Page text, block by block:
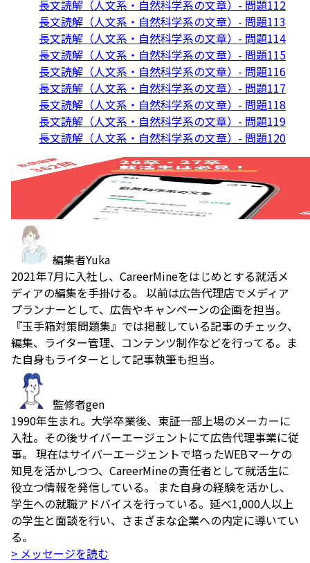
長文読解（人文系・自然科学系の文章）- 問題112
長文読解（人文系・自然科学系の文章）- 問題113
長文読解（人文系・自然科学系の文章）- 問題114
長文読解（人文系・自然科学系の文章）- 問題115
長文読解（人文系・自然科学系の文章）- 問題116
長文読解（人文系・自然科学系の文章）- 問題117
長文読解（人文系・自然科学系の文章）- 問題118
長文読解（人文系・自然科学系の文章）- 問題119
長文読解（人文系・自然科学系の文章）- 問題120
編集者Yuka
2021年7月に入社し、CareerMineをはじめとする就活メ
ディアの編集を手掛ける。 以前は広告代理店でメディア
プランナーとして、広告やキャンペーンの企画を担当。
『玉手箱対策問題集』では掲載している記事のチェック、
編集、ライター管理、コンテンツ制作などを行ってる。ま
た自身もライターとして記事執筆も担当。
監修者gen
1990年生まれ。大学卒業後、東証一部上場のメーカーに
入社。その後サイバーエージェントにて広告代理事業に従
事。 現在はサイバーエージェントで培ったWEBマーケの
知見を活かしつつ、CareerMineの責任者として就活生に
役立つ情報を発信している。 また自身の経験を活かし、
学生への就職アドバイスを行っている。延べ1,000人以上
の学生と面談を行い、さまざまな企業への内定に導いてい
る。
> メッセージを読む